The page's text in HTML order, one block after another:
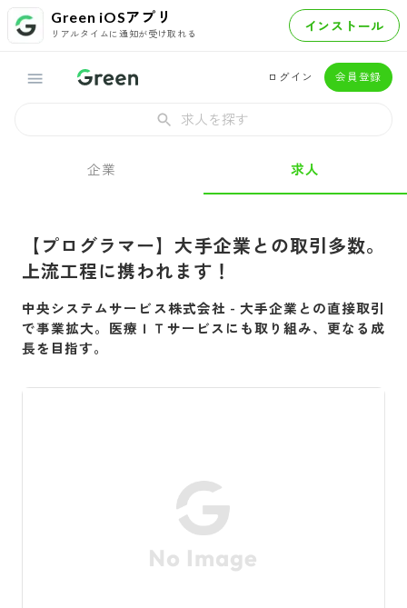
Green iOSアプリ
リアルタイムに通知が受け取れる インストール
ログイン 会員登録
求人を探す
企業 求人
【プログラマー】大手企業との取引多数。
上流工程に携われます！
中央システムサービス株式会社 - 大手企業との直接取引
で事業拡大。医療ＩＴサービスにも取り組み、更なる成
長を目指す。